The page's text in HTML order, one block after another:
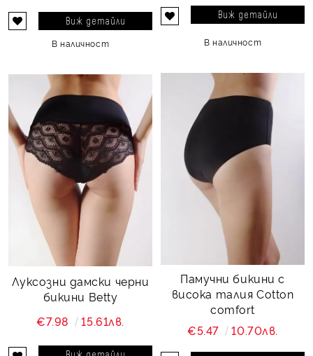
Виж детайли
В наличност
Виж детайли
В наличност
Луксозни дамски черни
бикини Betty
€7.98
15.61лв.
Памучни бикини с
висока талия Cotton
comfort
€5.47
10.70лв.